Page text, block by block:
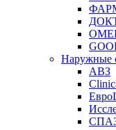
Наружные
АВЗ